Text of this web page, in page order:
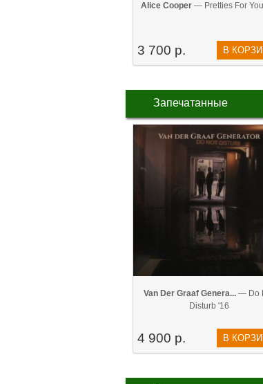
Alice Cooper — Pretties For
3 700 р. В
Запечатанные
Van Der Graaf Genera...— Do
Disturb '16
4 900 р. В